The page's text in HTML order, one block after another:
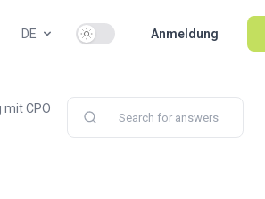
DE Use setting Anmeldung
CPO